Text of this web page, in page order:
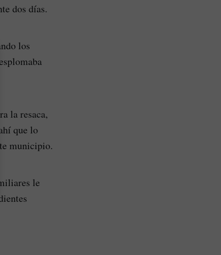
dos días.
los
la resaca,
que lo
municipio.
le